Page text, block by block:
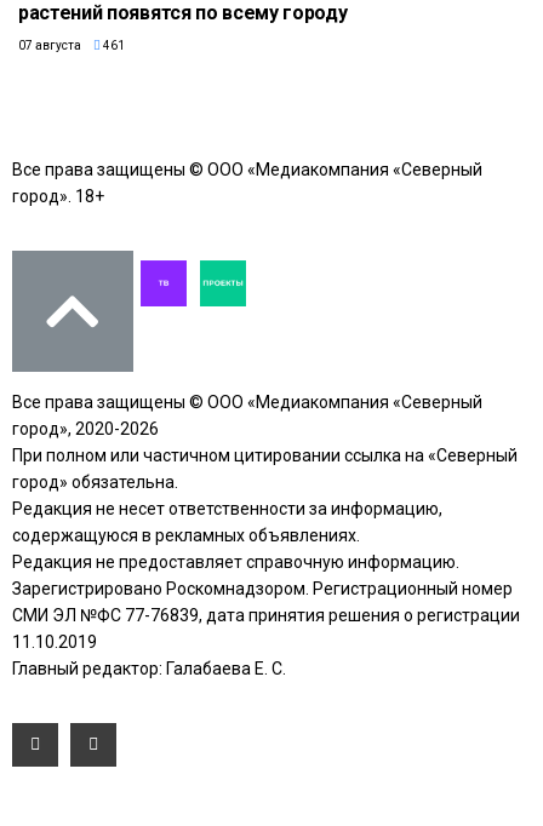
растений появятся по всему городу
07 августа 461
Все права защищены © ООО «Медиакомпания «Северный
город». 18+
Все права защищены © ООО «Медиакомпания «Северный
город», 2020-2026
При полном или частичном цитировании ссылка на «Северный
город» обязательна.
Редакция не несет ответственности за информацию,
содержащуюся в рекламных объявлениях.
Редакция не предоставляет справочную информацию.
Зарегистрировано Роскомнадзором. Регистрационный номер
СМИ ЭЛ №ФС 77-76839, дата принятия решения о регистрации
11.10.2019
Главный редактор: Галабаева Е. С.